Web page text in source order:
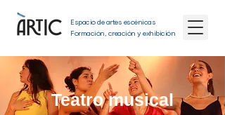
Espacio de artes escénicas
Formación, creación y exhibición
Teatro musical